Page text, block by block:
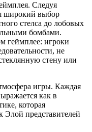
Следуя
широкий выбор
стелса до лобовых
бомбами.
геймплее: игроки
не
стену или
игры. Каждая
как в
которая
Элой представителей